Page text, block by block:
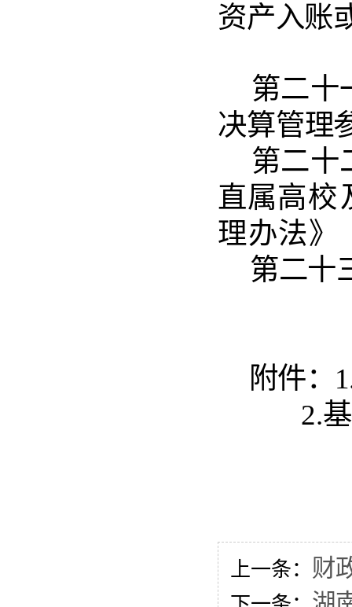
资产入账
第二十
决算管理
第二十
直属高校
理办法》
第二十
附件：
2.
上一条： 财